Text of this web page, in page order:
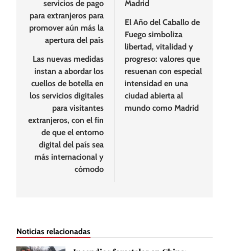
servicios de pago
para extranjeros para
promover aún más la
apertura del país
Las nuevas medidas
instan a abordar los
cuellos de botella en
los servicios digitales
para visitantes
extranjeros, con el fin
de que el entorno
digital del país sea
más internacional y
cómodo
Madrid
El Año del Caballo de
Fuego simboliza
libertad, vitalidad y
progreso: valores que
resuenan con especial
intensidad en una
ciudad abierta al
mundo como Madrid
Noticias relacionadas